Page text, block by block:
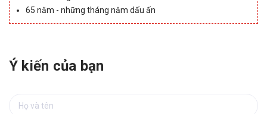
65 năm - những tháng năm dấu ấn
Ý kiến của bạn